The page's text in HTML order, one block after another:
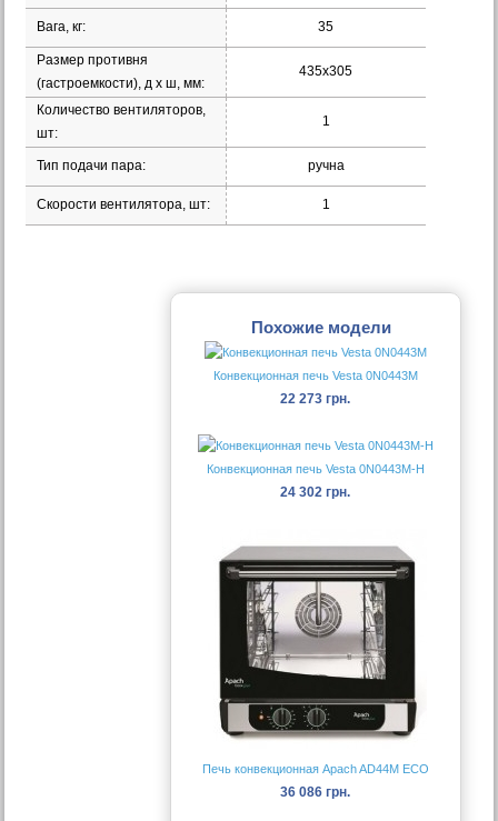
Вага, кг: 35
Размер противня
(гастроемкости), д х ш, мм:
435х305
Количество вентиляторов,
шт:
1
Тип подачи пара: ручна
Скорости вентилятора, шт: 1
Похожие модели
Конвекционная печь Vesta 0N0443M
22 273 грн.
Конвекционная печь Vesta 0N0443M-H
24 302 грн.
Печь конвекционная Apach AD44M ECO
36 086 грн.